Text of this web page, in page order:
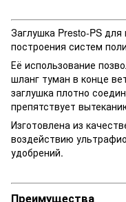
Заглушка Presto-PS
построения систем
Её использование
шланг туман в конце
заглушка плотно
препятствует
Изготовлена из
воздействию
удобрений.
Преимущества